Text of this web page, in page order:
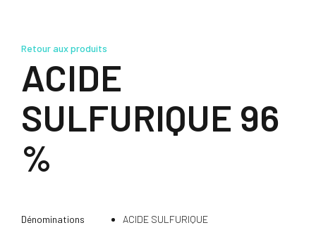
Retour aux produits
ACIDE
SULFURIQUE 96
%
Dénominations
ACIDE SULFURIQUE